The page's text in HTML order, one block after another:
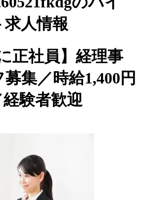
求人情報
正社員】経理事
集／時給1,400円
験者歓迎